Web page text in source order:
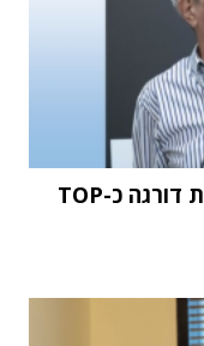
מחקר STKI השנתי: וואן טכנולוגיות דורגה כ-TOP